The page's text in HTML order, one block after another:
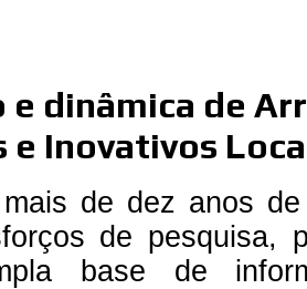
e dinâmica de
Inovativos
de dez anos
de pesquisa,
base de